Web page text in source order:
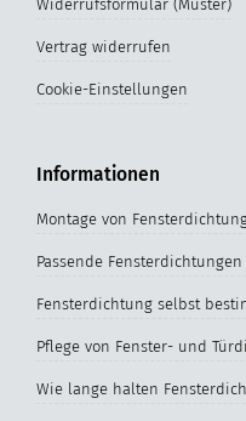
Widerrufsformular (Muster)
Vertrag widerrufen
Cookie-Einstellungen
Informationen
Montage von
Passende
Fensterdichtung selbst
Pflege von Fenster- und
Wie lange halten